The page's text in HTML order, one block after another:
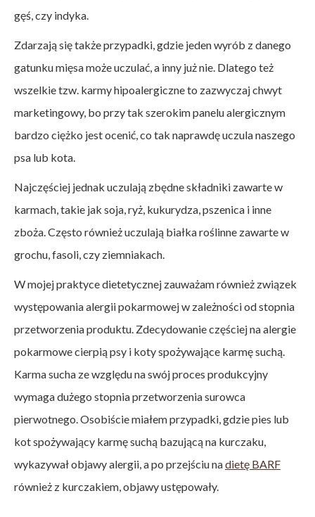
gęś, czy indyka.
Zdarzają się także przypadki, gdzie jeden wyrób z danego
gatunku mięsa może uczulać, a inny już nie. Dlatego też
wszelkie tzw. karmy hipoalergiczne to zazwyczaj chwyt
marketingowy, bo przy tak szerokim panelu alergicznym
bardzo ciężko jest ocenić, co tak naprawdę uczula naszego
psa lub kota.
Najczęściej jednak uczulają zbędne składniki zawarte w
karmach, takie jak soja, ryż, kukurydza, pszenica i inne
zboża. Często również uczulają białka roślinne zawarte w
grochu, fasoli, czy ziemniakach.
W mojej praktyce dietetycznej zauważam również związek
występowania alergii pokarmowej w zależności od stopnia
przetworzenia produktu. Zdecydowanie częściej na alergie
pokarmowe cierpią psy i koty spożywające karmę suchą.
Karma sucha ze względu na swój proces produkcyjny
wymaga dużego stopnia przetworzenia surowca
pierwotnego. Osobiście miałem przypadki, gdzie pies lub
kot spożywający karmę suchą bazującą na kurczaku,
wykazywał objawy alergii, a po przejściu nadietę BARF
również z kurczakiem, objawy ustępowały.